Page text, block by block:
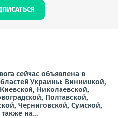
сейчас объявлена в
Украины: Винницкой,
Николаевской,
Полтавской,
Черниговской, Сумской,
на...